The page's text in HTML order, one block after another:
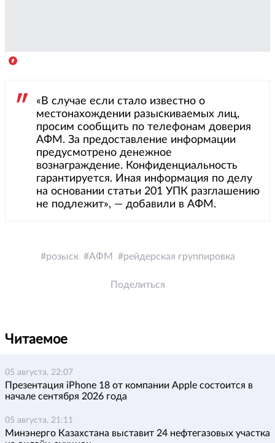
«В случае если стало известно о
местонахождении разыскиваемых лиц,
просим сообщить по телефонам доверия
АФМ. За предоставление информации
предусмотрено денежное
вознаграждение. Конфиденциальность
гарантируется. Иная информация по делу
на основании статьи 201 УПК разглашению
не подлежит», — добавили в АФМ.
розыск АФМ рейдерская группировка
Поделиться
Читаемое
05 августа, 22:07
Презентация iPhone 18 от компании Apple состоится в
начале сентября 2026 года
05 августа, 21:11
Минэнерго Казахстана выставит 24 нефтегазовых участка